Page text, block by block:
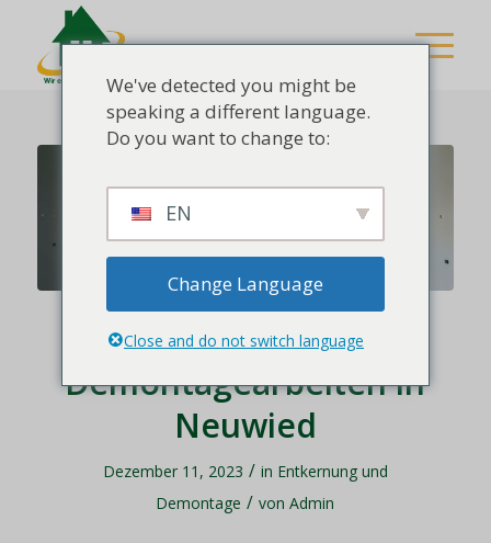
Entkernungs- und
Demontagearbeiten in
Neuwied
Dezember 11, 2023 / in Entkernung und
Demontage / vonAdmin
We've detected you might be
speaking a different language.
Do you want to change to:
EN
Change Language
Close and do not switch language